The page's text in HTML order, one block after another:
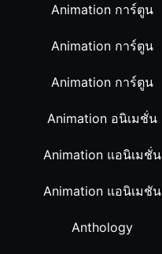
Animation การ์ตูน
Animation การ์ตูน
Animation การ์ตูน
Animation อนิเมชั่น
Animation แอนิเมชั่น
Animation แอนิเมชัน
Anthology